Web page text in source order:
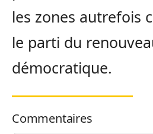
les zones autrefois
le parti du
démocratique.
Commentaires